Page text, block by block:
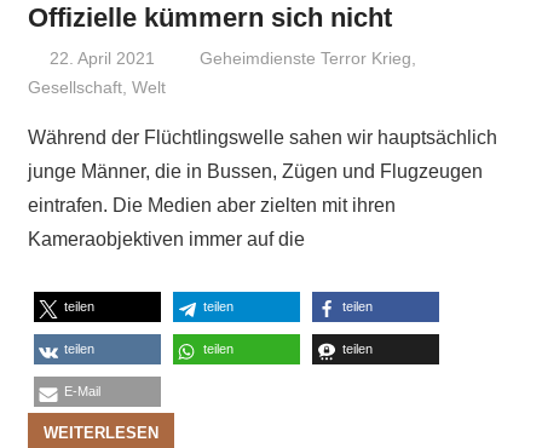
Offizielle kümmern sich nicht
22. April 2021 Niki Vogt
Geheimdienste Terror Krieg
Gesellschaft, Welt
Während der Flüchtlingswelle sahen wir hauptsächlich
junge Männer, die in Bussen, Zügen und Flugzeugen
eintrafen. Die Medien aber zielten mit ihren
Kameraobjektiven immer auf die
teilen teilen teilen
teilen teilen teilen
E-Mail
WEITERLESEN